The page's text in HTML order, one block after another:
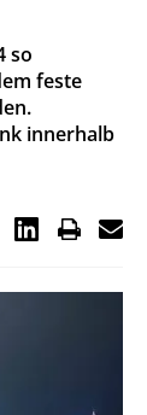
so
feste
innerhalb